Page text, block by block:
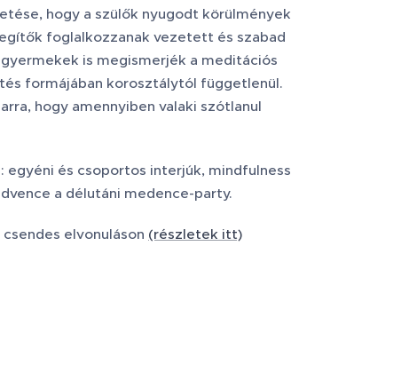
hogy a szülők nyugodt körülmények
foglalkozzanak vezetett és szabad
is megismerjék a meditációs
formájában korosztálytól függetlenül.
hogy amennyiben valaki szótlanul
egyéni és csoportos interjúk, mindfulness
a délutáni medence-party.
elvonuláson (részletek itt)